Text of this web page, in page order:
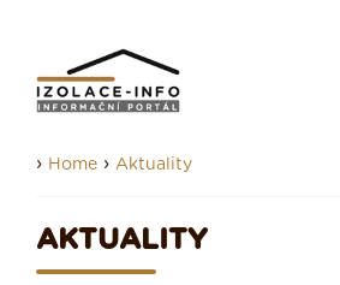
› Home › Aktuality
AKTUALITY